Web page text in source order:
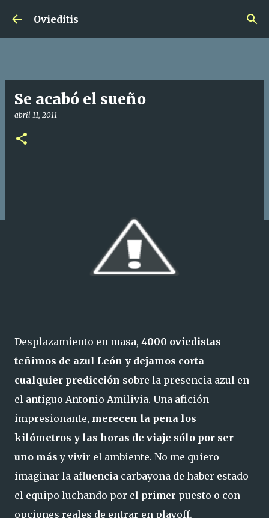
Ovieditis
Se acabó el sueño
abril 11, 2011
Desplazamiento en masa, 4000 oviedistas
teñimos de azul León y dejamos corta
cualquier predicción sobre la presencia azul en
el antiguo Antonio Amilivia. Una afición
impresionante, merecen la pena los
kilómetros y las horas de viaje sólo por ser
uno más y vivir el ambiente. No me quiero
imaginar la afluencia carbayona de haber estado
el equipo luchando por el primer puesto o con
opciones reales de entrar en playoff.